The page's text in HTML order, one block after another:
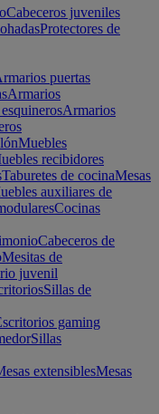
Cabeceros juveniles
Protectores de
puertas
Armarios
Armarios
Muebles
recibidores
Taburetes de cocinaMesas
auxiliares de
Cocinas
Cabeceros de
Mesitas de
juvenil
Sillas de
gaming
Sillas
extensiblesMesas